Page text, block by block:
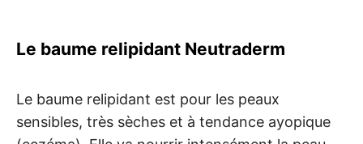
Le baume relipidant Neutraderm
Le baume relipidant est pour les peaux
sensibles, très sèches et à tendance ayopique